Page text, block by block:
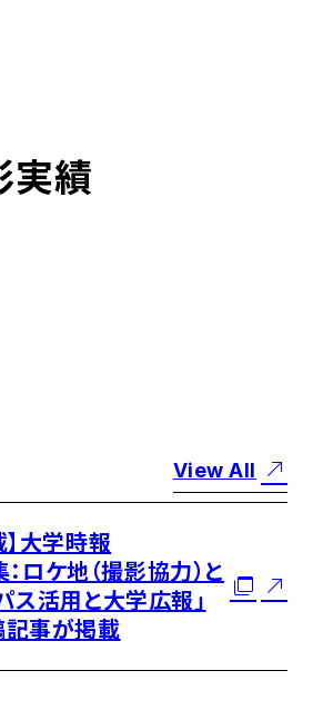
実績
View All
】大学時報
ロケ地（撮影協力）と
ス活用と大学広報」
記事が掲載